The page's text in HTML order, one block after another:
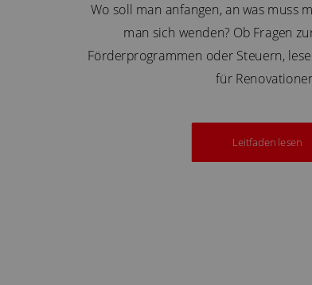
Wo soll man anfangen, an was muss
man sich wenden? Ob Fragen
Förderprogrammen oder Steuern,
für
Leitfaden lesen